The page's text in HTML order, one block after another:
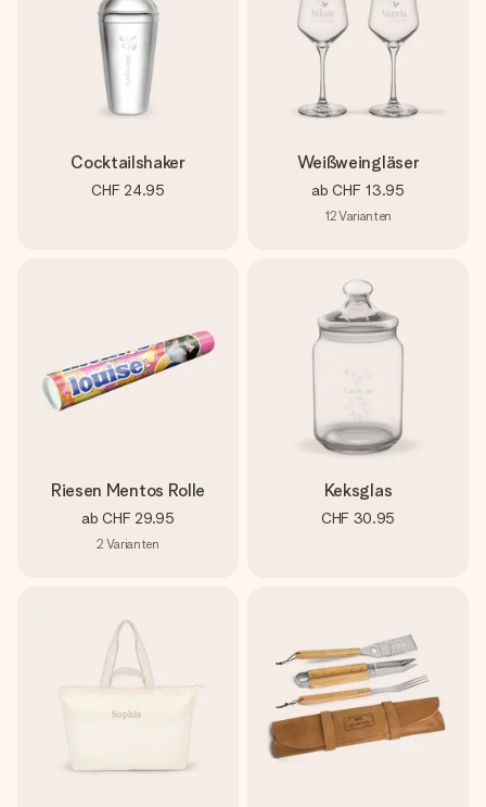
Cocktailshaker
CHF 24.95
Weißweingläser
ab CHF 13.95
12Varianten
Riesen Mentos Rolle
ab CHF 29.95
2 Varianten
Keksglas
CHF 30.95